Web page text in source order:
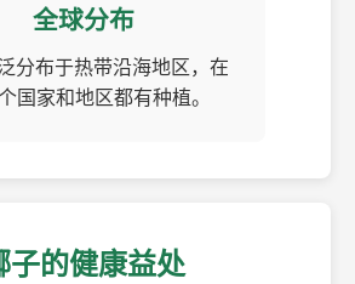
全球分布
分布于热带沿海地区，在
国家和地区都有种植。
子的健康益处